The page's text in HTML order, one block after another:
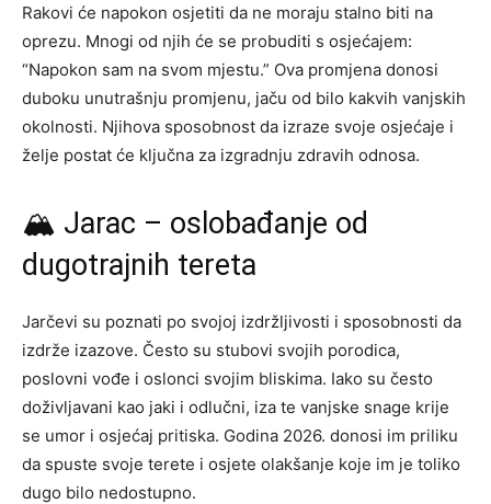
Rakovi će napokon osjetiti da ne moraju stalno biti na
oprezu. Mnogi od njih će se probuditi s osjećajem:
“Napokon sam na svom mjestu.” Ova promjena donosi
duboku unutrašnju promjenu, jaču od bilo kakvih vanjskih
okolnosti. Njihova sposobnost da izraze svoje osjećaje i
želje postat će ključna za izgradnju zdravih odnosa.
🏔 Jarac – oslobađanje od
dugotrajnih tereta
Jarčevi su poznati po svojoj izdržljivosti i sposobnosti da
izdrže izazove. Često su stubovi svojih porodica,
poslovni vođe i oslonci svojim bliskima. Iako su često
doživljavani kao jaki i odlučni, iza te vanjske snage krije
se umor i osjećaj pritiska. Godina 2026. donosi im priliku
da spuste svoje terete i osjete olakšanje koje im je toliko
dugo bilo nedostupno.